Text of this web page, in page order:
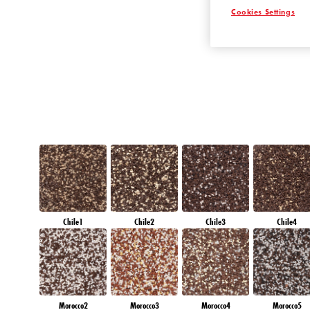
QUARTZ ROCK
Chile1 Chile2 Chile3 Chile4
Morocco2 Morocco3 Morocco4 Morocco5
Cookies Settings